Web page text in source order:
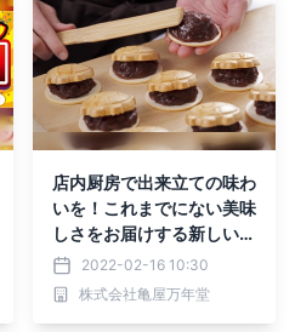
店内厨房で出来立ての味わ
いを！これまでにない美味
しさをお届けする新しい亀
屋万年堂誕生！
2022-02-16 10:30
株式会社亀屋万年堂